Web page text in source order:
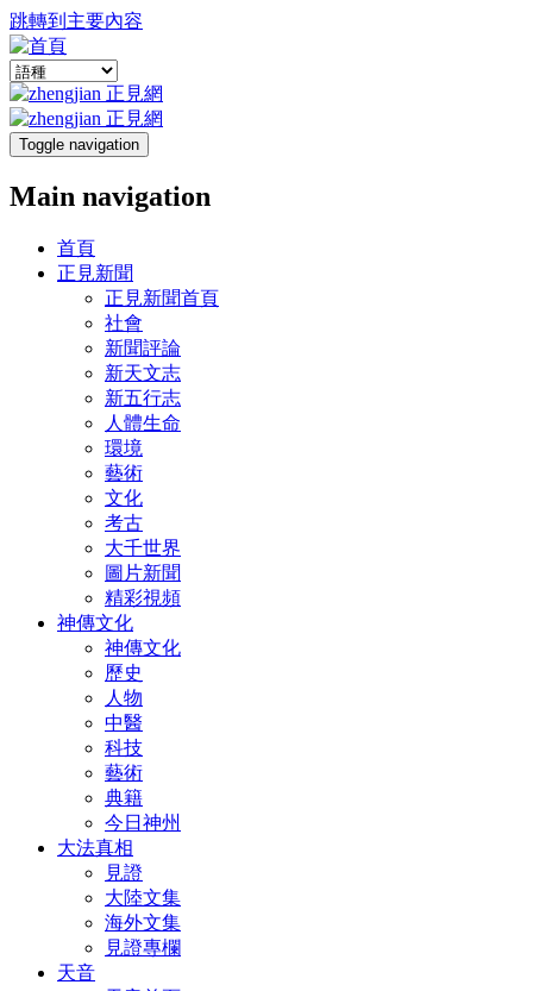
跳轉到主要內容
Toggle navigation
Main navigation
首頁
正見新聞
正見新聞首頁
社會
新聞評論
新天文志
新五行志
人體生命
環境
藝術
文化
考古
大千世界
圖片新聞
精彩視頻
神傳文化
神傳文化
歷史
人物
中醫
科技
藝術
典籍
今日神州
大法真相
見證
大陸文集
海外文集
見證專欄
天音